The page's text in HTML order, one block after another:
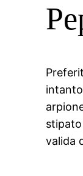
valida